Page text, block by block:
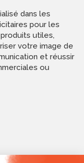
dans les
pour les
utiles,
votre image de
et réussir
ou